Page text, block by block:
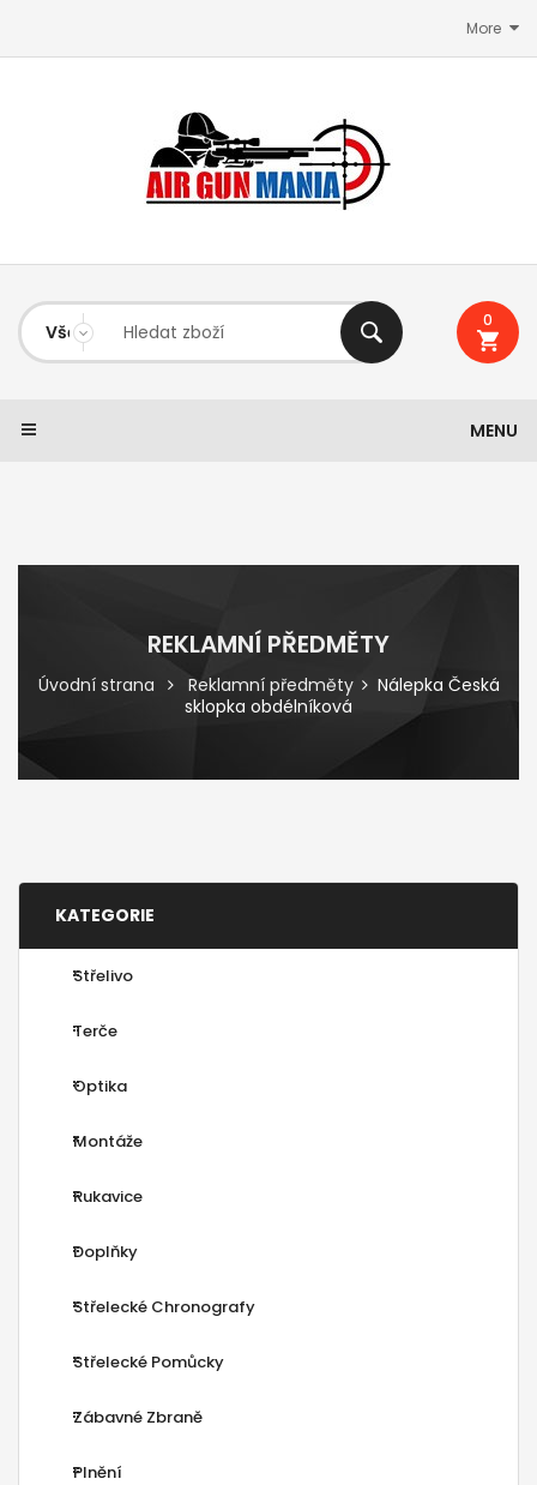
More
0
MENU
REKLAMNÍ PŘEDMĚTY
Úvodní strana Reklamní předměty
Nálepka Česká
sklopka obdélníková
KATEGORIE
Střelivo
Terče
Optika
Montáže
Rukavice
Doplňky
Střelecké Chronografy
Střelecké Pomůcky
Zábavné Zbraně
Plnění